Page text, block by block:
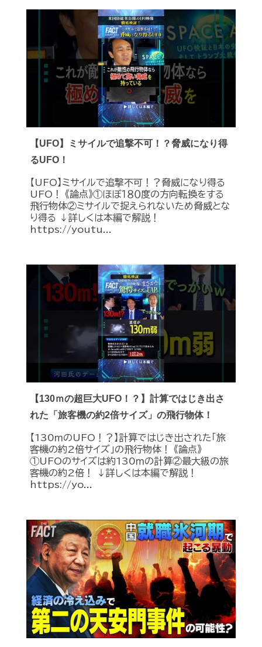
【UFO】ミサイルで追撃不可！？脅威になり得
るUFO！
【UFO】ミサイルで追撃不可！？脅威になり得る
UFO！ 《論点》①ほぼ１８０度の方向転換をする
飛行物体②ミサイルで捉えられないため脅威とな
り得る ↓詳しくは本編で解説！
https://youtu...
【130ｍの超巨大UFO！？】計算ではじき出さ
れた「旅客機の約2倍サイズ」の飛行物体！
【130ｍのUFO！？】計算ではじき出された「旅
客機の約2倍サイズ」の飛行物体！ 《論点》
①UFOのサイズは約130ｍの計算②最大級の旅
客機の約2倍！ ↓詳しくは本編で解説！
https://yo...